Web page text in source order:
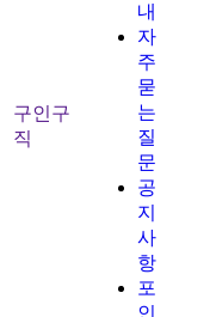
구인구
직
내
자
주
묻
는
질
문
공
지
사
항
포
인